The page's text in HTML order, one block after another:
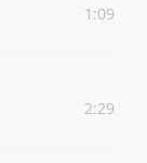
1:09
2:29